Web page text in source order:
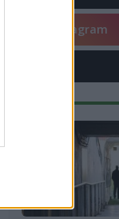
Instagram